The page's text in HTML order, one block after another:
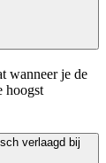
wanneer je de
hoogst
verlaagd bij